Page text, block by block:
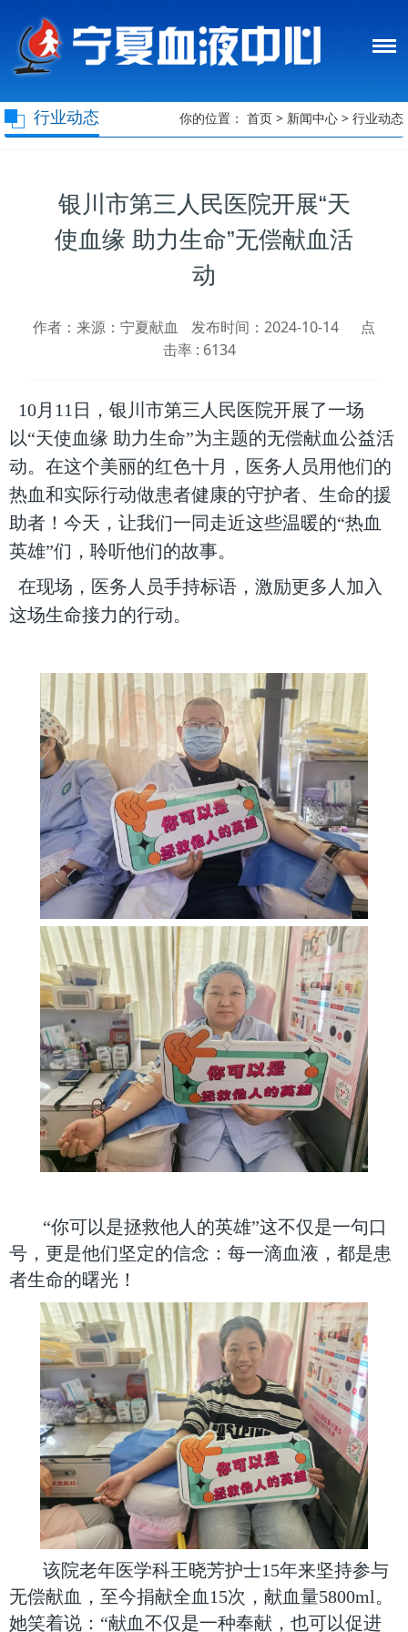
行业动态 你的位置： 首页 > 新闻中心 > 行业动态
银川市第三人民医院开展“天
使血缘 助力生命”无偿献血活
动
作者：来源：宁夏献血 发布时间：2024-10-14
点
击率 : 6134
10月11日，银川市第三人民医院开展了一场
以“天使血缘 助力生命”为主题的无偿献血公益活
动。在这个美丽的红色十月，医务人员用他们的
热血和实际行动做患者健康的守护者、生命的援
助者！今天，让我们一同走近这些温暖的“热血
英雄”们，聆听他们的故事。
在现场，医务人员手持标语，激励更多人加入
这场生命接力的行动。
“你可以是拯救他人的英雄”这不仅是一句口
号，更是他们坚定的信念：每一滴血液，都是患
者生命的曙光！
该院老年医学科王晓芳护士15年来坚持参与
无偿献血，至今捐献全血15次，献血量5800ml。
她笑着说：“献血不仅是一种奉献，也可以促进